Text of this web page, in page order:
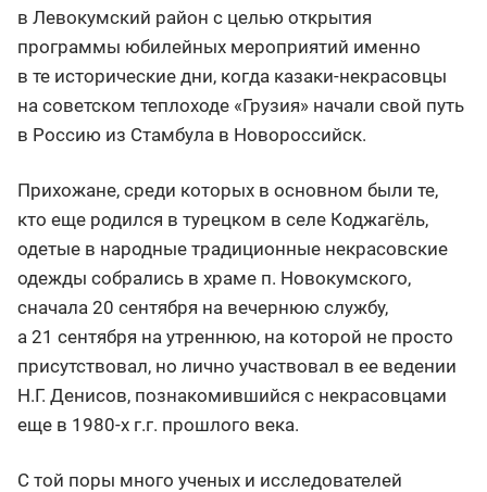
в Левокумский район с целью открытия
программы юбилейных мероприятий именно
в те исторические дни, когда казаки-некрасовцы
на советском теплоходе «Грузия» начали свой путь
в Россию из Стамбула в Новороссийск.
Прихожане, среди которых в основном были те,
кто еще родился в турецком в селе Коджагёль,
одетые в народные традиционные некрасовские
одежды собрались в храме п. Новокумского,
сначала 20 сентября на вечернюю службу,
а 21 сентября на утреннюю, на которой не просто
присутствовал, но лично участвовал в ее ведении
Н.Г. Денисов, познакомившийся с некрасовцами
еще в 1980-х г.г. прошлого века.
С той поры много ученых и исследователей